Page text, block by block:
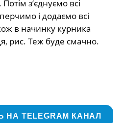
з’єднуємо всі
і додаємо всі
в начинку курника
рис. Теж буде смачно.
НА TELEGRAM КАНАЛ